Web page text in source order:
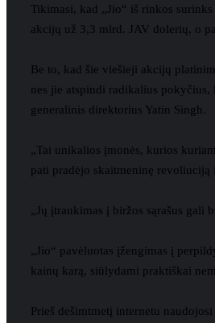
Tikimasi, kad „Jio“ iš rinkos
akcijų už 3,3 mlrd. JAV dolerių, o
Be to, kad šie viešieji akcijų
nes jie atspindi radikalius
generalinis direktorius Yatin Singh.
„Tai unikalios įmonės, kurios
pati pradėjo skaitmeninę revoliuciją
„Jų įtraukimas į biržos sąrašus
„Jio“ pavėluotas įžengimas į
kainų karą, siūlydami praktiškai
Prieš dešimtmetį internetu